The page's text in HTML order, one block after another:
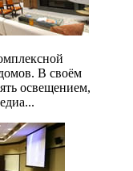
В своём
освещением,